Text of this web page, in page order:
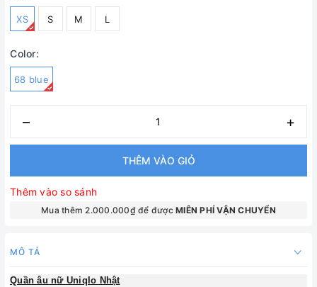
XS S M L
Color:
68 blue
– +
THÊM VÀO GIỎ
Thêm vào so sánh
Mua thêm 2.000.000₫ để đượcMIÊN PHÍ VẬN CHUYỂN
MÔ TẢ
Quần âu nữ Uniqlo Nhật